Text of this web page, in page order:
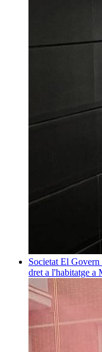
Societat El Govern
dret a l'habitatge a